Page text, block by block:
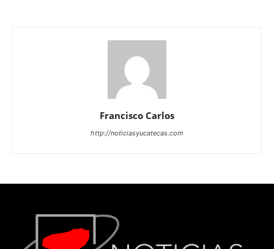
Francisco Carlos
http://noticiasyucatecas.com